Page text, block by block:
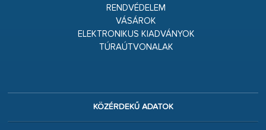
RENDVÉDELEM
VÁSÁROK
ELEKTRONIKUS KIADVÁNYOK
TÚRAÚTVONALAK
KÖZÉRDEKŰ ADATOK